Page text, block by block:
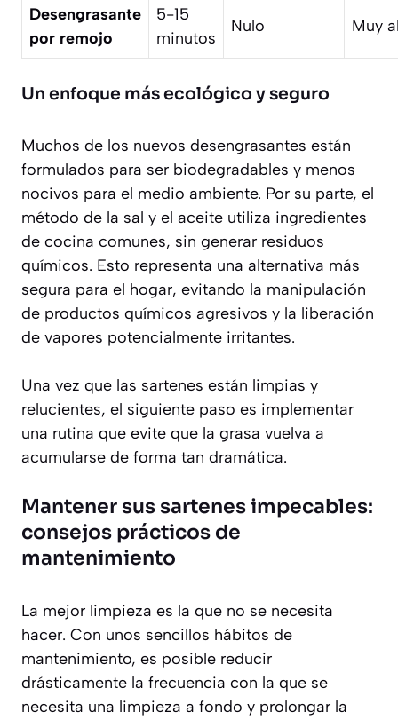
Desengrasante
por remojo
5-15
minutos
Nulo Muy
Un enfoque más ecológico y seguro
Muchos de los nuevos desengrasantes están
formulados para ser biodegradables y menos
nocivos para el medio ambiente. Por su parte, el
método de la sal y el aceite utiliza ingredientes
de cocina comunes, sin generar residuos
químicos. Esto representa una alternativa más
segura para el hogar, evitando la manipulación
de productos químicos agresivos y la liberación
de vapores potencialmente irritantes.
Una vez que las sartenes están limpias y
relucientes, el siguiente paso es implementar
una rutina que evite que la grasa vuelva a
acumularse de forma tan dramática.
Mantener sus sartenes impecables:
consejos prácticos de
mantenimiento
La mejor limpieza es la que no se necesita
hacer. Con unos sencillos hábitos de
mantenimiento, es posible reducir
drásticamente la frecuencia con la que se
necesita una limpieza a fondo y prolongar la